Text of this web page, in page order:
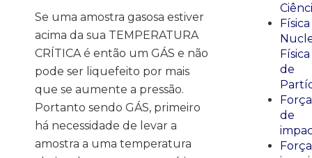
Se uma amostra gasosa estiver
acima da sua TEMPERATURA
CRÍTICA é então um GÁS e não
pode ser liquefeito por mais
que se aumente a pressão.
Portanto sendo GÁS, primeiro
há necessidade de levar a
amostra a uma temperatura
Física
Física
de
Força
de